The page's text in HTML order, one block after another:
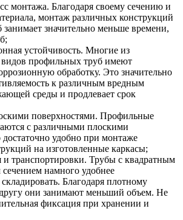
монтажа. Благодаря своему сечению и
монтаж различных конструкций
значительно меньше времени,
устойчивость. Многие из
профильных труб имеют
обработку. Это значительно
к различным вредным
среды и продлевает срок
поверхностями. Профильные
с различными плоскими
удобно при монтаже
на изготовленные каркасы;
и транспортировки. Трубы с квадратным
намного удобнее
Благодаря плотному
они занимают меньший объем. Не
фиксация при хранении и